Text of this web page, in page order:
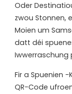
Oder
zwou Stonnen,
Moien um
datt déi
Iwwerraschung
Fir a Spuenien
QR-Code